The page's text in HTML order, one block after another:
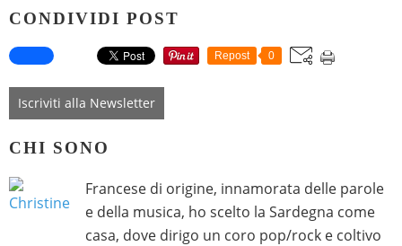
CONDIVIDI POST
Repost 0
Iscriviti alla Newsletter
CHI SONO
Francese di origine, innamorata delle parole
e della musica, ho scelto la Sardegna come
casa, dove dirigo un coro pop/rock e coltivo